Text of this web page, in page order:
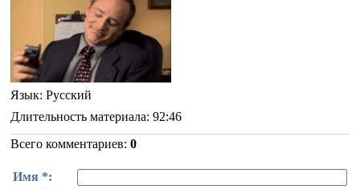
Язык: Русский
Длительность материала: 92:46
Всего комментариев: 0
Имя *: